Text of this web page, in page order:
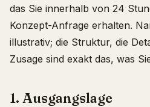
das Sie innerhalb von 24
Konzept-Anfrage erhalten.
illustrativ; die Struktur, die
Zusage sind exakt das, was
1. Ausgangslage